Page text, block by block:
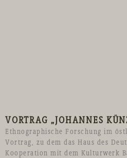
VORTRAG „JOHANNES
Ethnographische Forschung im
Vortrag, zu dem das Haus des
Kooperation mit dem Kulturwerk